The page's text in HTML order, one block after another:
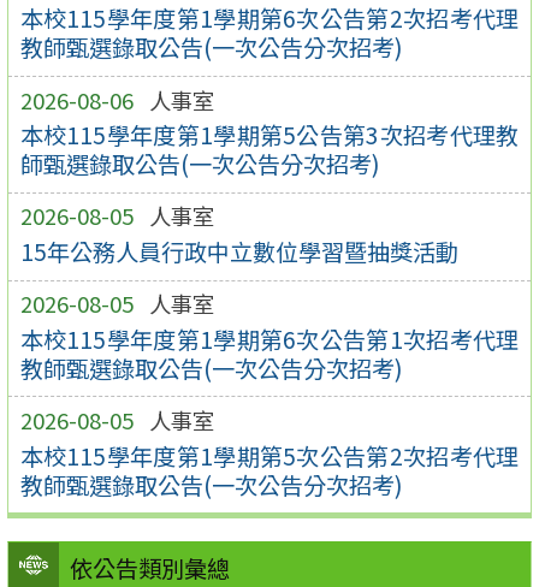
本校115學年度第1學期第6次公告第2次招考代理
教師甄選錄取公告(一次公告分次招考)
2026-08-06 人事室
本校115學年度第1學期第5公告第3次招考代理教
師甄選錄取公告(一次公告分次招考)
2026-08-05 人事室
15年公務人員行政中立數位學習暨抽獎活動
2026-08-05 人事室
本校115學年度第1學期第6次公告第1次招考代理
教師甄選錄取公告(一次公告分次招考)
2026-08-05 人事室
本校115學年度第1學期第5次公告第2次招考代理
教師甄選錄取公告(一次公告分次招考)
依公告類別彙總